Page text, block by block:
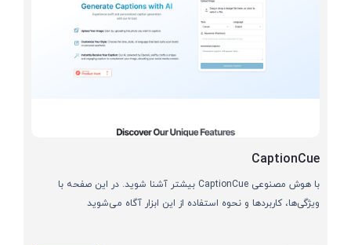
CaptionCue
با هوش مصنوعی CaptionCue بیشتر آشنا شوید. در این صفحه با
ویژگی‌ها، کاربردها و نحوه استفاده از این ابزار آگاه می‌شوید